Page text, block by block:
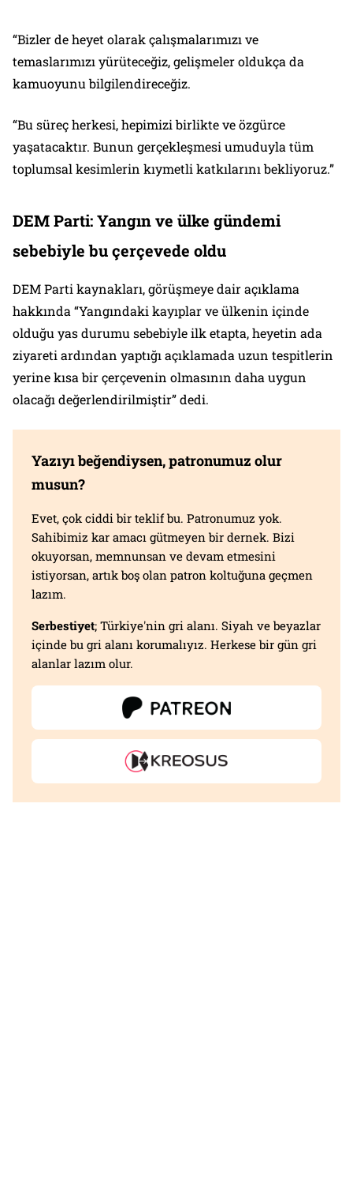
“Bizler de heyet olarak çalışmalarımızı ve
temaslarımızı yürüteceğiz, gelişmeler oldukça da
kamuoyunu bilgilendireceğiz.
“Bu süreç herkesi, hepimizi birlikte ve özgürce
yaşatacaktır. Bunun gerçekleşmesi umuduyla tüm
toplumsal kesimlerin kıymetli katkılarını bekliyoruz.”
DEM Parti: Yangın ve ülke gündemi
sebebiyle bu çerçevede oldu
DEM Parti kaynakları, görüşmeye dair açıklama
hakkında “Yangındaki kayıplar ve ülkenin içinde
olduğu yas durumu sebebiyle ilk etapta, heyetin ada
ziyareti ardından yaptığı açıklamada uzun tespitlerin
yerine kısa bir çerçevenin olmasının daha uygun
olacağı değerlendirilmiştir” dedi.
Yazıyı beğendiysen, patronumuz olur
musun?
Evet, çok ciddi bir teklif bu. Patronumuz yok.
Sahibimiz kar amacı gütmeyen bir dernek. Bizi
okuyorsan, memnunsan ve devam etmesini
istiyorsan, artık boş olan patron koltuğuna geçmen
lazım.
Serbestiyet; Türkiye'nin gri alanı. Siyah ve beyazlar
içinde bu gri alanı korumalıyız. Herkese bir gün gri
alanlar lazım olur.